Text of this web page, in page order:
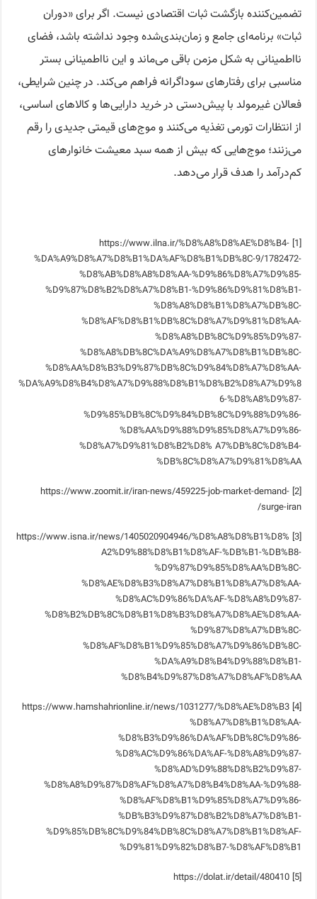
تضمین‌کننده بازگشت ثبات اقتصادی نیست. اگر برای «دوران
ثبات» برنامه‌ای جامع و زمان‌بندی‌شده وجود نداشته باشد، فضای
نااطمینانی به شکل مزمن باقی می‌ماند و این نااطمینانی بستر
مناسبی برای رفتارهای سوداگرانه فراهم می‌کند. در چنین شرایطی،
فعالان غیرمولد با پیش‌دستی در خرید دارایی‌ها و کالاهای اساسی،
از انتظارات تورمی تغذیه می‌کنند و موج‌های قیمتی جدیدی را رقم
می‌زنند؛ موج‌هایی که بیش از همه سبد معیشت خانوارهای
کم‌درآمد را هدف قرار می‌دهد.
[1] https://www.ilna.ir/%D8%A8%D8%AE%D8%B4-
%DA%A9%D8%A7%D8%B1%DA%AF%D8%B1%DB%8C-9/1782472-
%D8%AB%D8%A8%D8%AA-%D9%86%D8%A7%D9%85-
%D9%87%D8%B2%D8%A7%D8%B1-%D9%86%D9%81%D8%B1-
%D8%A8%D8%B1%D8%A7%DB%8C-
%D8%AF%D8%B1%DB%8C%D8%A7%D9%81%D8%AA-
%D8%A8%DB%8C%D9%85%D9%87-
%D8%A8%DB%8C%DA%A9%D8%A7%D8%B1%DB%8C-
%D8%AA%D8%B3%D9%87%DB%8C%D9%84%D8%A7%D8%AA-
%DA%A9%D8%B4%D8%A7%D9%88%D8%B1%D8%B2%D8%A7%D9%8
6-%D8%A8%D9%87-
%D9%85%DB%8C%D9%84%DB%8C%D9%88%D9%86-
%D8%AA%D9%88%D9%85%D8%A7%D9%86-
%D8%A7%D9%81%D8%B2%D8% A7%DB%8C%D8%B4-
%DB%8C%D8%A7%D9%81%D8%AA
[2] https://www.zoomit.ir/iran-news/459225-job-market-demand-
surge-iran/
[3] https://www.isna.ir/news/1405020904946/%D8%A8%D8%B1%D8%
A2%D9%88%D8%B1%D8%AF-%DB%B1-%DB%B8-
%D9%87%D9%85%D8%AA%DB%8C-
%D8%AE%D8%B3%D8%A7%D8%B1%D8%A7%D8%AA-
%D8%AC%D9%86%DA%AF-%D8%A8%D9%87-
%D8%B2%DB%8C%D8%B1%D8%B3%D8%A7%D8%AE%D8%AA-
%D9%87%D8%A7%DB%8C-
%D8%AF%D8%B1%D9%85%D8%A7%D9%86%DB%8C-
%DA%A9%D8%B4%D9%88%D8%B1-
%D8%B4%D9%87%D8%A7%D8%AF%D8%AA
[4] https://www.hamshahrionline.ir/news/1031277/%D8%AE%D8%B3
%D8%A7%D8%B1%D8%AA-
%D8%B3%D9%86%DA%AF%DB%8C%D9%86-
%D8%AC%D9%86%DA%AF-%D8%A8%D9%87-
%D8%AD%D9%88%D8%B2%D9%87-
%D8%A8%D9%87%D8%AF%D8%A7%D8%B4%D8%AA-%D9%88-
%D8%AF%D8%B1%D9%85%D8%A7%D9%86-
%DB%B3%D9%87%D8%B2%D8%A7%D8%B1-
%D9%85%DB%8C%D9%84%DB%8C%D8%A7%D8%B1%D8%AF-
%D9%81%D9%82%D8%B7-%D8%AF%D8%B1
[5] https://dolat.ir/detail/480410